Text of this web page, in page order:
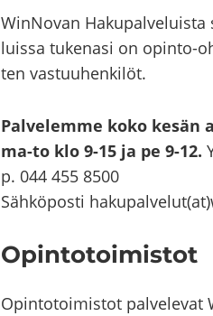
WinNovan
luis­sa tu­ke­na­si on opinto-​​
ten vas­tuu­hen­ki­löt.
Pal­ve­lem­me koko kesän
ma-to klo 9-15 ja pe 9-12.
p. 044 455 8500
Säh­kö­pos­ti
Opin­to­toi­mis­tot
Opin­to­toi­mis­tot pal­ve­le­vat